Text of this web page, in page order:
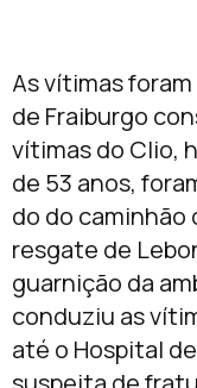
As vítimas
de Fraiburgo
vítimas do Clio,
de 53 anos,
do do caminhão
resgate de
guarnição da
conduziu as
até o Hospital